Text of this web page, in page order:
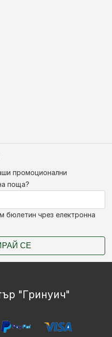
промоционални
поща?
бюлетин чрез електронна
СЕ
"Гринуич"